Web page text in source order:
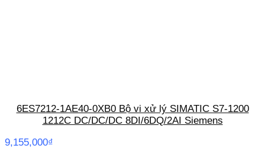
6ES7212-1AE40-0XB0 Bộ vi xử lý SIMATIC S7-1200
1212C DC/DC/DC 8DI/6DQ/2AI Siemens
9,155,000₫